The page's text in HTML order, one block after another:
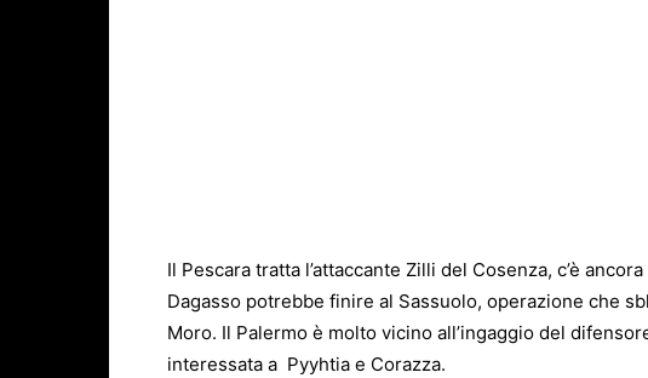
Il Pescara tratta l’attaccante Zilli del Cosenza, c’è
Dagasso potrebbe finire al Sassuolo, operazione che
Moro. Il Palermo è molto vicino all’ingaggio del
interessata a Pyyhtia e Corazza.